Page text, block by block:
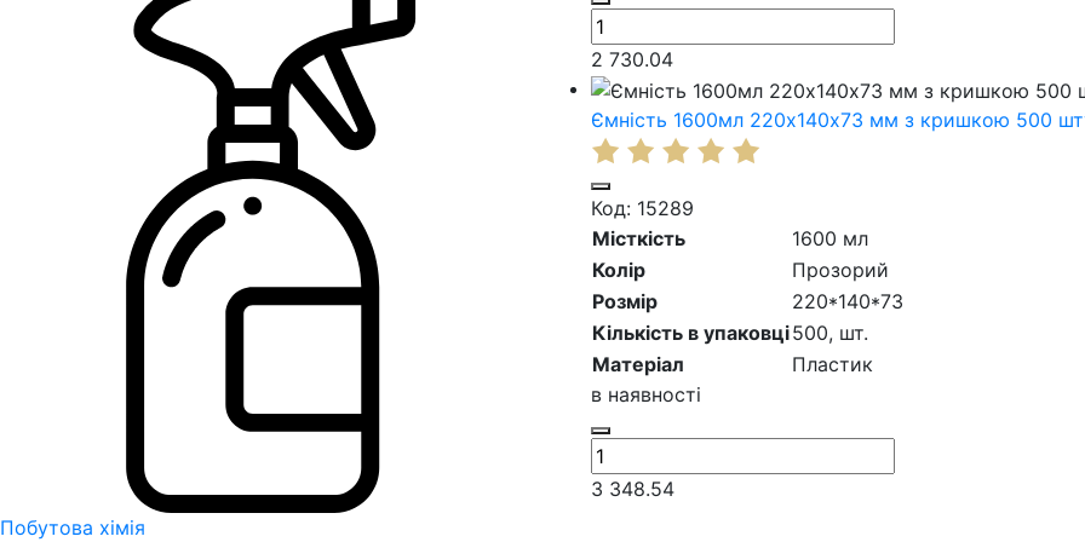
Побутова хімія
2 730.04
Ємність 1600мл 220х140х73 мм з кришкою 500
Код: 15289
Місткість
1600 мл
Колір
Прозорий
Розмір
220*140*73
Кількість в упаковці500, шт.
Матеріал
Пластик
в наявності
3 348.54